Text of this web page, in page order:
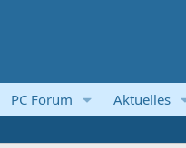
PC Forum Aktuelles